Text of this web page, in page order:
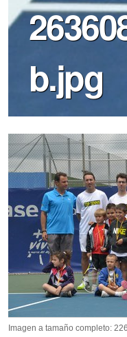
b.jpg
Imagen a tamaño completo: